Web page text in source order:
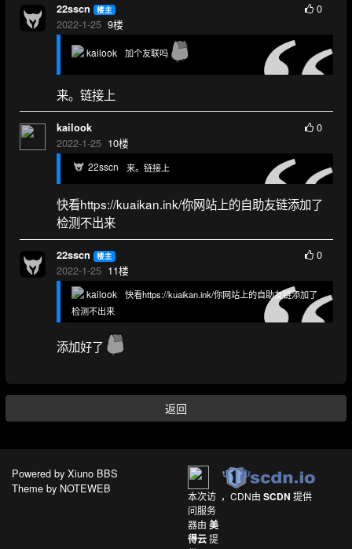
22sscn 楼主
2022-1-25 9楼
0
kailook 加个友联吗
来。链接上
kailook
2022-1-25 10楼
0
22sscn 来。链接上
快看https://kuaikan.ink/你网站上的自助友链添加了
检测不出来
22sscn 楼主
2022-1-25 11楼
0
kailook
快看https://kuaikan.ink/你网站上的自助友链添加了
检测不出来
添加好了
返回
Powered by Xiuno BBS
Theme by NOTEWEB
本次访
问服务
器由 美
得云提
，CDN由SCDN 提供